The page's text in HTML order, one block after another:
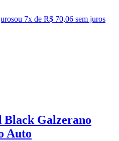
ou 7x de R$ 70,06 sem juros
Galzerano
Auto